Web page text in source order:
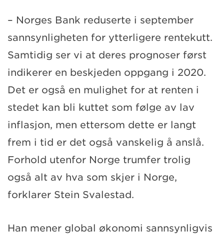
– Norges Bank reduserte i september
sannsynligheten for ytterligere rentekutt.
Samtidig ser vi at deres prognoser først
indikerer en beskjeden oppgang i 2020.
Det er også en mulighet for at renten i
stedet kan bli kuttet som følge av lav
inflasjon, men ettersom dette er langt
frem i tid er det også vanskelig å anslå.
Forhold utenfor Norge trumfer trolig
også alt av hva som skjer i Norge,
forklarer Stein Svalestad.
Han mener global økonomi sannsynligvis